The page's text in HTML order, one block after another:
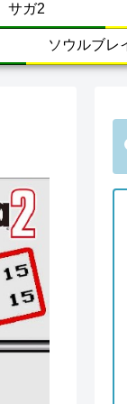
サガ2
ソウルブレ